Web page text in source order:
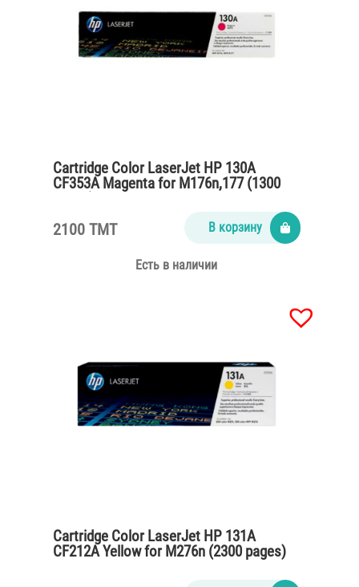
Cartridge Color LaserJet HP 130A
CF353A Magenta for M176n,177 (1300
2100 TMT В корзину
Есть в наличии
Cartridge Color LaserJet HP 131A
CF212A Yellow for M276n (2300 pages)